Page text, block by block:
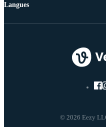
© 2026 Eezy
Langues